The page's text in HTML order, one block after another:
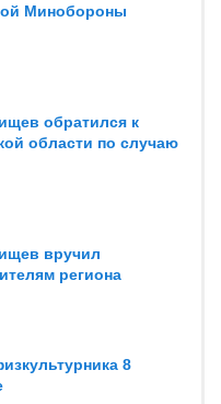
Минобороны
обратился к
области по случаю
вручил
региона
8